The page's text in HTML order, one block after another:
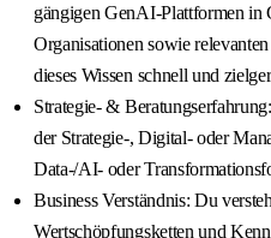
gängigen GenAI-Plattformen in
Organisationen sowie
dieses Wissen schnell und
Strategie- &
der Strategie-, Digital- oder
Data-/AI- oder
Business Verständnis: Du
Wertschöpfungsketten und